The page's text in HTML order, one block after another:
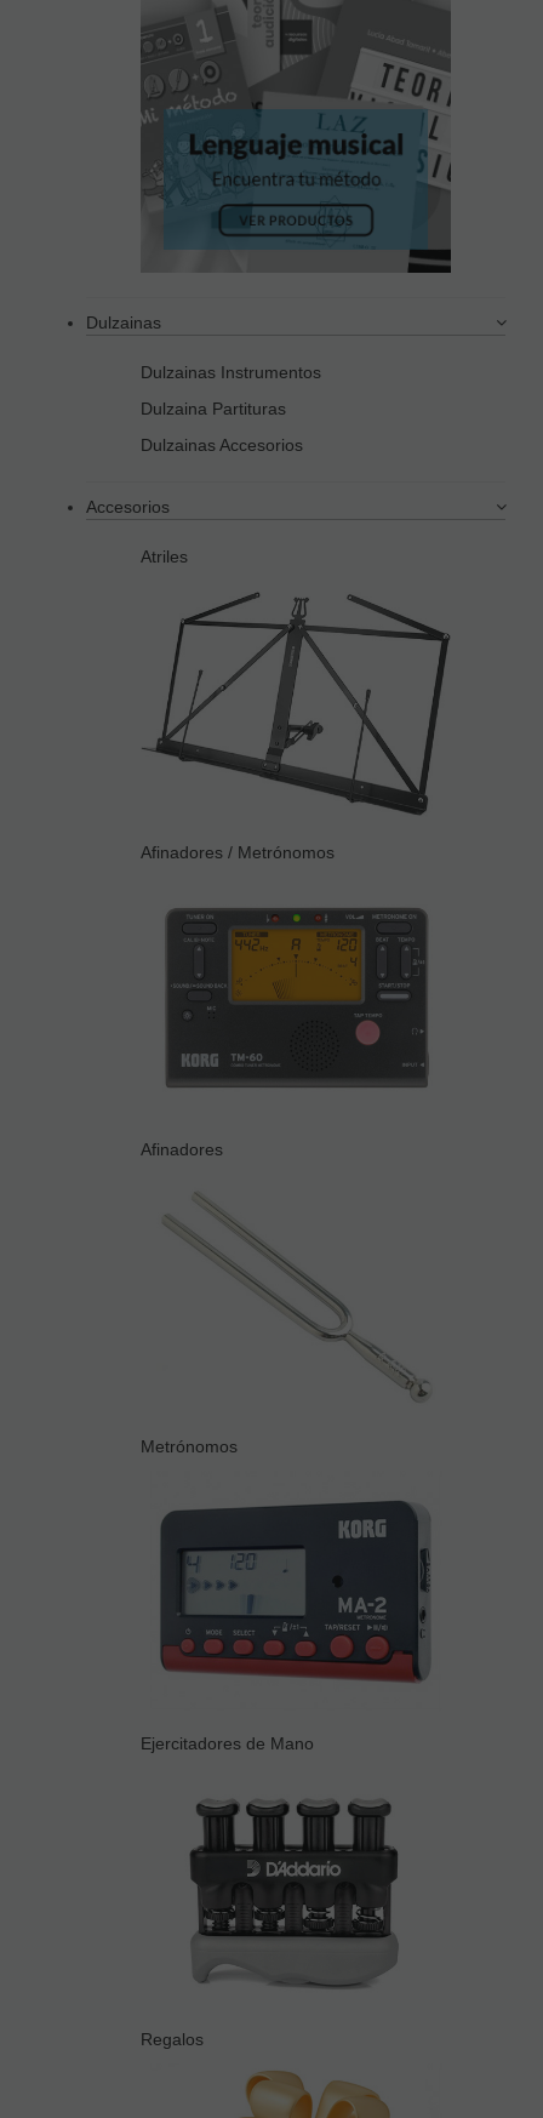
Dulzainas
Dulzainas Instrumentos
Dulzaina Partituras
Dulzainas Accesorios
Accesorios
Atriles
Afinadores / Metrónomos
Afinadores
Metrónomos
Ejercitadores de Mano
Regalos